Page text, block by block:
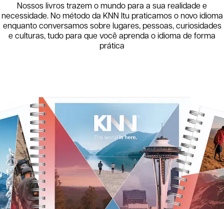
Nossos livros trazem o mundo para a sua realidade e
necessidade. No método da KNN Itu praticamos o novo idioma
enquanto conversamos sobre lugares, pessoas, curiosidades
e culturas, tudo para que você aprenda o idioma de forma
prática